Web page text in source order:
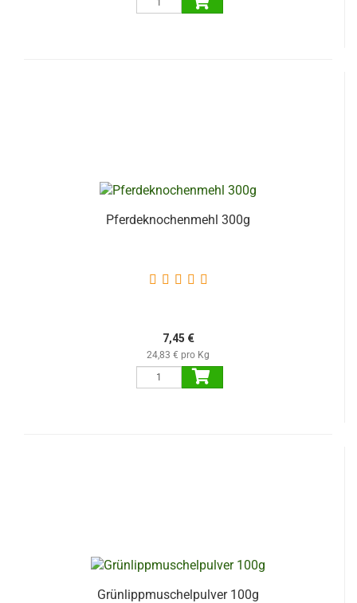
Pferdeknochenmehl 300g
7,45 €
24,83 € pro Kg
Grünlippmuschelpulver 100g